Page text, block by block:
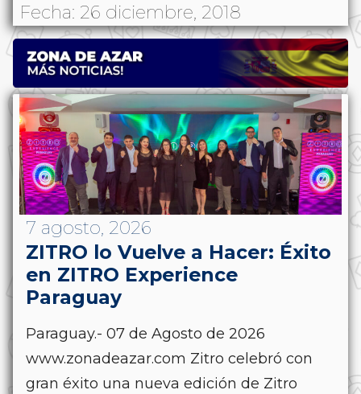
Fecha: 26 diciembre, 2018
7 agosto, 2026
ZITRO lo Vuelve a Hacer: Éxito
en ZITRO Experience
Paraguay
Paraguay.- 07 de Agosto de 2026
www.zonadeazar.com Zitro celebró con
gran éxito una nueva edición de Zitro